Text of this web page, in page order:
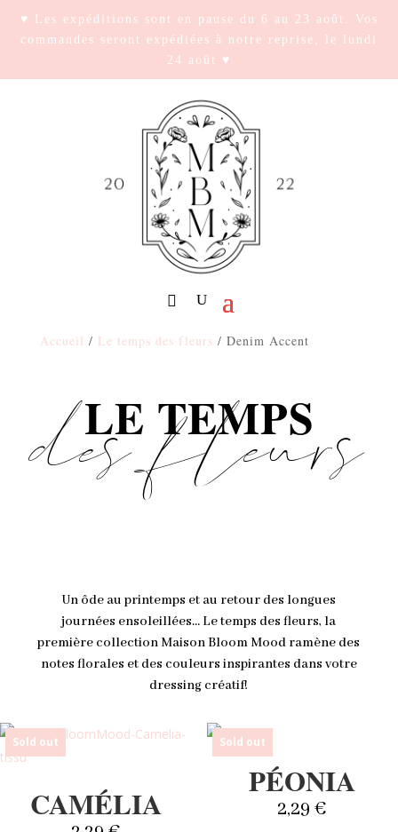
♥ Les expéditions sont en pause du 6 au 23 août. Vos
commandes seront expédiées à notre reprise, le lundi
24 août ♥
Accueil / Le temps des fleurs / Denim Accent
LE TEMPS
des fleurs
Un ôde au printemps et au retour des longues
journées ensoleillées… Le temps des fleurs, la
première collection Maison Bloom Mood ramène des
notes florales et des couleurs inspirantes dans votre
dressing créatif!
Sold out
CAMÉLIA
Sold out
PÉONIA
2,29€